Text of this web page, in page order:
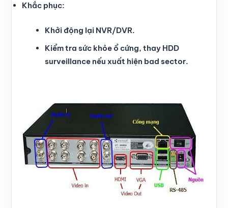
Khắc phục:
Khởi động lại NVR/DVR.
Kiểm tra sức khỏe ổ cứng, thay HDD
surveillance nếu xuất hiện bad sector.